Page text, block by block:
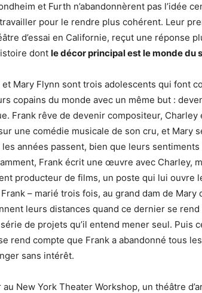
et Furth n’abandonnèrent pas l’idée
pour le rendre plus cohérent. Leur
d’essai en Californie, reçut une réponse
dont le décor principal est le monde du
Mary Flynn sont trois adolescents qui font
copains du monde avec un même but :
Frank rêve de devenir compositeur, Charley
une comédie musicale de son cru, et Mary
années passent, bien que leurs sentiments
Frank écrit une œuvre avec Charley,
producteur de films, un poste qui lui ouvre
– marié trois fois, au grand dam de Mary
leurs distances quand ce dernier se rend
de projets qu’il entend mener seul. Puis
rend compte que Frank a abandonné tous
sans intérêt.
New York Theater Workshop, un théâtre